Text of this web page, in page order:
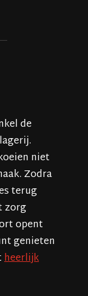
de
niet
Zodra
terug
zorg
opent
genieten
heerlijk